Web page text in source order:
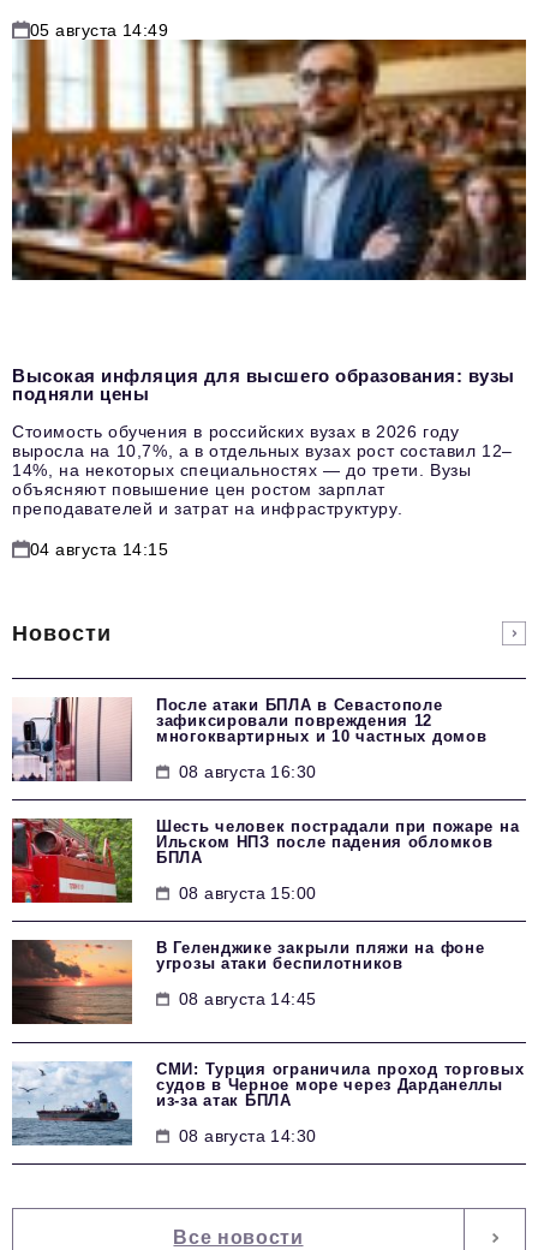
05 августа 14:49
Высокая инфляция для высшего образования: вузы
подняли цены
Стоимость обучения в российских вузах в 2026 году
выросла на 10,7%, а в отдельных вузах рост составил 12–
14%, на некоторых специальностях — до трети. Вузы
объясняют повышение цен ростом зарплат
преподавателей и затрат на инфраструктуру.
04 августа 14:15
Новости
После атаки БПЛА в Севастополе
зафиксировали повреждения 12
многоквартирных и 10 частных домов
08 августа 16:30
Шесть человек пострадали при пожаре на
Ильском НПЗ после падения обломков
БПЛА
08 августа 15:00
В Геленджике закрыли пляжи на фоне
угрозы атаки беспилотников
08 августа 14:45
СМИ: Турция ограничила проход торговых
судов в Черное море через Дарданеллы
из-за атак БПЛА
08 августа 14:30
Все новости